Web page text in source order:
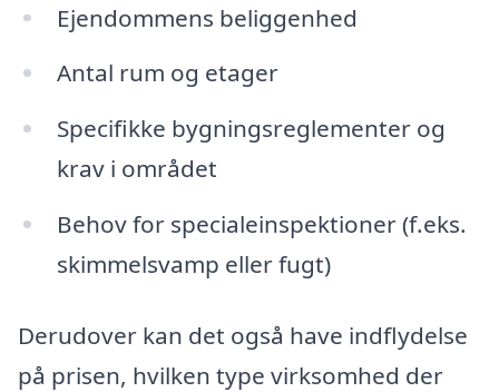
Ejendommens beliggenhed
Antal rum og etager
Specifikke bygningsreglementer og
krav i området
Behov for specialeinspektioner (f.eks.
skimmelsvamp eller fugt)
Derudover kan det også have indflydelse
på prisen, hvilken type virksomhed der